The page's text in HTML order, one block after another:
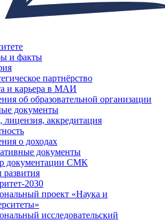
и факты
партнёрство
и карьера в МАИ
об образовательной организации
документы
лицензия, аккредитация
о доходах
документы
документации СМК
2030
проект «Наука и
исследовательский